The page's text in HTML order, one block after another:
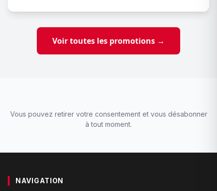
Voir toutes les promotions →
Vous pouvez retirer votre consentement et vous désabonner
à tout moment.
NAVIGATION